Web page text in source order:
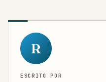
R
ESCRITO POR